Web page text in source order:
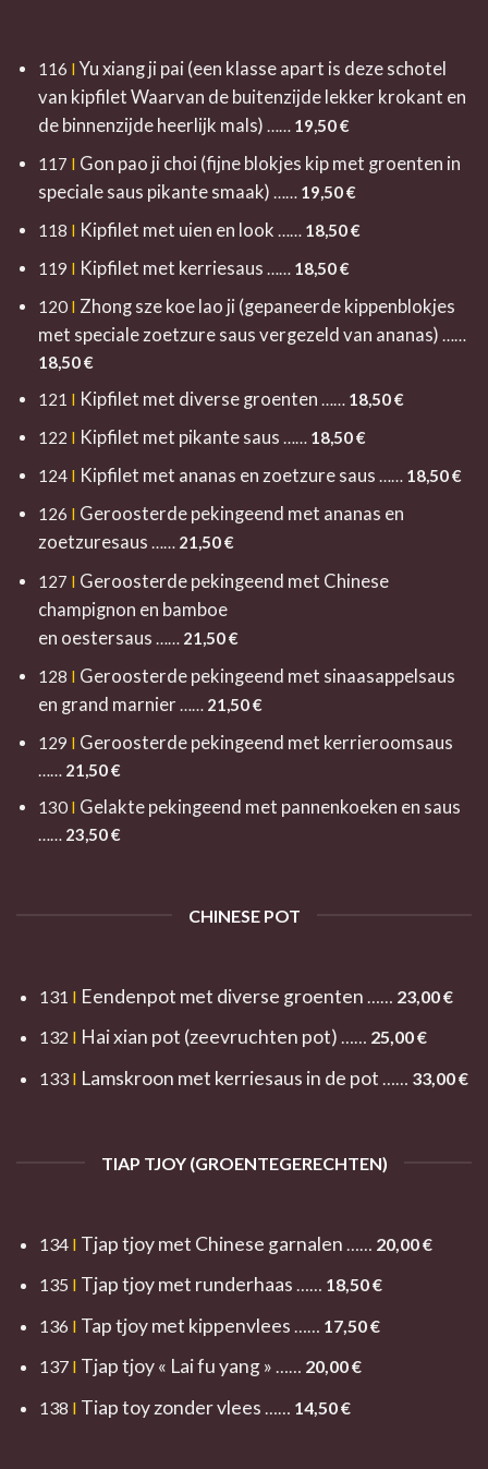
116 I Yu xiang ji pai (een klasse apart is deze schotel
van kipfilet Waarvan de buitenzijde lekker krokant en
de binnenzijde heerlijk mals)
19,50 €
117 I Gon pao ji choi (fijne blokjes kip met groenten in
speciale saus pikante smaak) …… 19,50 €
118 I Kipfilet met uien en look …… 18,50 €
119 I Kipfilet met kerriesaus …… 18,50 €
120 I Zhong sze koe lao ji (gepaneerde kippenblokjes
met speciale zoetzure saus vergezeld van ananas) ……
18,50 €
121 I Kipfilet met diverse groenten …… 18,50 €
122 I Kipfilet met pikante saus …… 18,50 €
124 I Kipfilet met ananas en zoetzure saus …… 18,50 €
126 I Geroosterde pekingeend met ananas en
zoetzuresaus …… 21,50 €
127 I Geroosterde pekingeend met Chinese
champignon en bamboe
en oestersaus
21,50€
128 I Geroosterde pekingeend met sinaasappelsaus
en grand marnier …… 21,50€
129 I Geroosterde pekingeend met kerrieroomsaus
…… 21,50 €
130 I Gelakte pekingeend met pannenkoeken en saus
…… 23,50 €
CHINESE POT
131 I Eendenpot met diverse groenten 23,00 €
132 I Hai xian pot (zeevruchten pot) …… 25,00 €
133 I Lamskroon met kerriesaus in de pot 33,00 €
TIAP TJOY (GROENTEGERECHTEN)
134 I Tjap tjoy met Chinese garnalen
20,00 €
135 I Tjap tjoy met runderhaas …… 18,50 €
136 I Tap tjoy met kippenvlees
17,50 €
137 I Tjap tjoy « Lai fu yang » …… 20,00 €
138 I Tiap toy zonder vlees …… 14,50 €